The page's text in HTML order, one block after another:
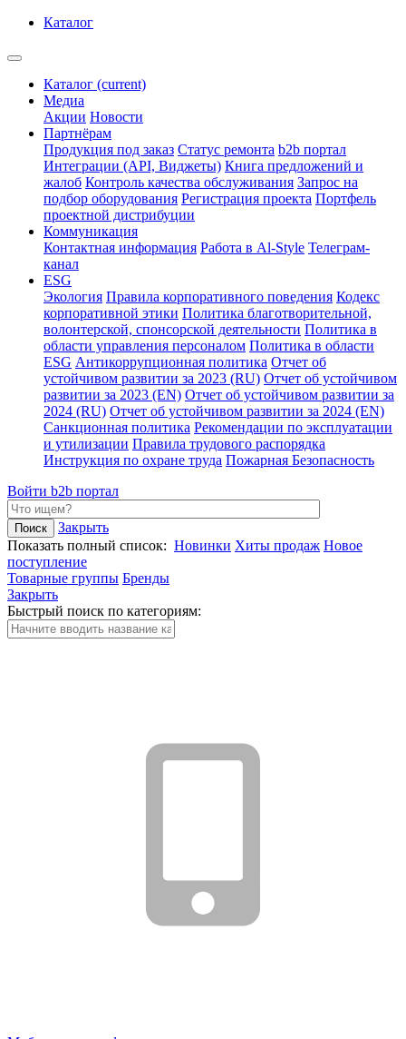
Каталог
Каталог (current)
Медиа
Акции Новости
Партнёрам
Продукция под заказ Статус ремонта b2b портал
Интеграции (API, Виджеты) Книга предложений и
жалоб Контроль качества обслуживания Запрос на
подбор оборудования Регистрация проекта Портфель
проектной дистрибуции
Коммуникация
Контактная информация Работа в Al-Style Телеграм-
канал
ESG
Экология Правила корпоративного поведения Кодекс
корпоративной этики Политика благотворительной,
волонтерской, спонсорской деятельности Политика в
области управления персоналом Политика в области
ESG Антикоррупционная политика Отчет об
устойчивом развитии за 2023 (RU) Отчет об устойчивом
развитии за 2023 (EN) Отчет об устойчивом развитии за
2024 (RU) Отчет об устойчивом развитии за 2024 (EN)
Санкционная политика Рекомендации по эксплуатации
и утилизации Правила трудового распорядка
Инструкция по охране труда Пожарная Безопасность
Войти b2b портал
Закрыть
Показать полный список: Новинки Хиты продаж Новое
поступление
Товарные группы Бренды
Закрыть
Быстрый поиск по категориям: